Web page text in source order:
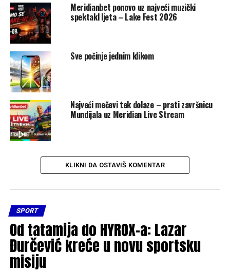
Meridianbet ponovo uz najveći muzički
spektakl ljeta – Lake Fest 2026
Sve počinje jednim klikom
Najveći mečevi tek dolaze – prati završnicu
Mundijala uz Meridian Live Stream
KLIKNI DA OSTAVIŠ KOMENTAR
SPORT
Od tatamija do HYROX-a: Lazar
Đurčević kreće u novu sportsku
misiju